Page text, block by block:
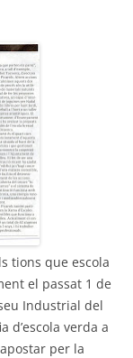
tions que escola
el passat 1 de
Industrial del
d’escola verda a
per la